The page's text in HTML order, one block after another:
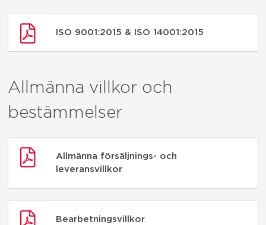
ISO 9001:2015 & ISO 14001:2015
Allmänna villkor och
bestämmelser
Allmänna försäljnings- och
leveransvillkor
Bearbetningsvillkor